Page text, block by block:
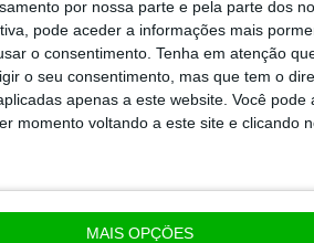
por nossa parte e pela parte dos
pode aceder a informações mais
o consentimento. Tenha em atenção
o seu consentimento, mas que tem o
apenas a este website. Você
momento voltando a este site e clicando
MAIS OPÇÕES
Aceda às notícias
A
Assine o
No momento em que a
que nunca, apoie o
De que forma? Assine o
notícias exclusivas, à